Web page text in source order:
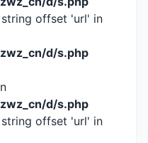
string offset 'url' in
d/s.php
d/s.php
string offset 'url' in